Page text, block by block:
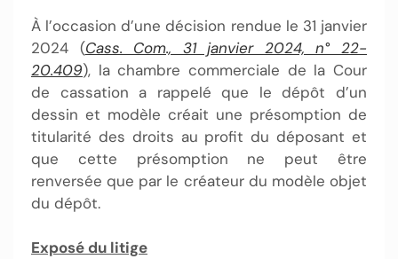
À l’occasion d’une décision rendue le 31 janvier
2024 (Cass. Com., 31 janvier 2024, n° 22-
20.409), la chambre commerciale de la Cour
de cassation a rappelé que le dépôt d’un
dessin et modèle créait une présomption de
titularité des droits au profit du déposant et
que cette présomption ne peut être
renversée que par le créateur du modèle objet
du dépôt.
Exposé du litige